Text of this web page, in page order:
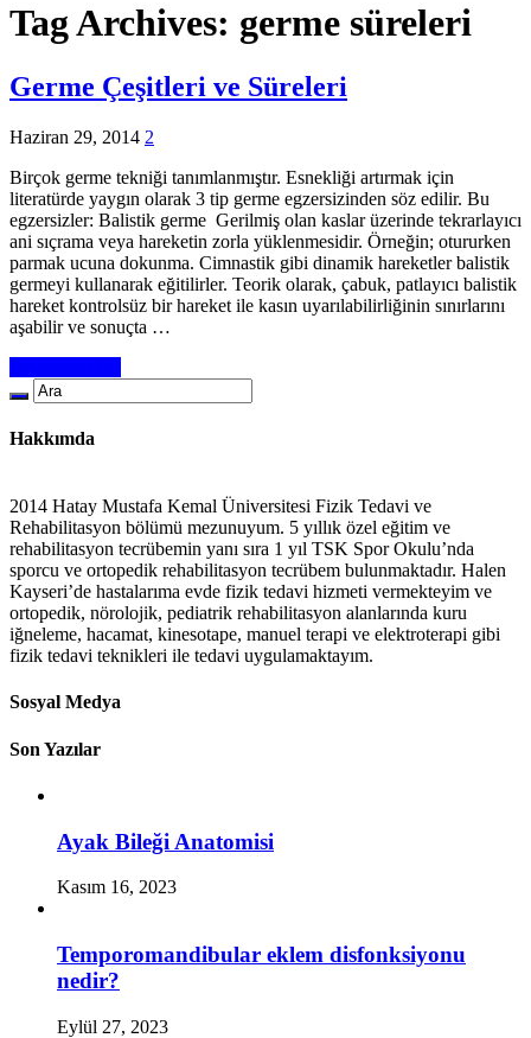
Tag Archives: germe süreleri
Germe Çeşitleri ve Süreleri
Haziran 29, 2014 2
Birçok germe tekniği tanımlanmıştır. Esnekliği artırmak için
literatürde yaygın olarak 3 tip germe egzersizinden söz edilir. Bu
egzersizler: Balistik germe Gerilmiş olan kaslar üzerinde tekrarlayıcı
ani sıçrama veya hareketin zorla yüklenmesidir. Örneğin; otururken
parmak ucuna dokunma. Cimnastik gibi dinamik hareketler balistik
germeyi kullanarak eğitilirler. Teorik olarak, çabuk, patlayıcı balistik
hareket kontrolsüz bir hareket ile kasın uyarılabilirliğinin sınırlarını
aşabilir ve sonuçta …
Hakkımda
2014 Hatay Mustafa Kemal Üniversitesi Fizik Tedavi ve
Rehabilitasyon bölümü mezunuyum. 5 yıllık özel eğitim ve
rehabilitasyon tecrübemin yanı sıra 1 yıl TSK Spor Okulu’nda
sporcu ve ortopedik rehabilitasyon tecrübem bulunmaktadır. Halen
Kayseri’de hastalarıma evde fizik tedavi hizmeti vermekteyim ve
ortopedik, nörolojik, pediatrik rehabilitasyon alanlarında kuru
iğneleme, hacamat, kinesotape, manuel terapi ve elektroterapi gibi
fizik tedavi teknikleri ile tedavi uygulamaktayım.
Sosyal Medya
Son Yazılar
Ayak Bileği Anatomisi
Kasım 16, 2023
Temporomandibular eklem disfonksiyonu
nedir?
Eylül 27, 2023